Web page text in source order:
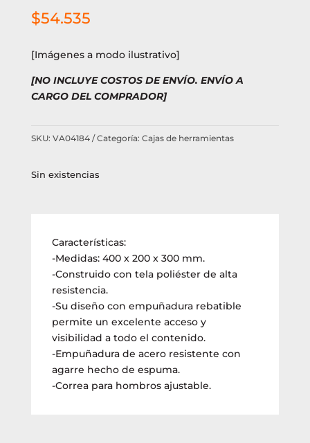
$54.535
[Imágenes a modo ilustrativo]
[NO INCLUYE COSTOS DE ENVÍO. ENVÍO A
CARGO DEL COMPRADOR]
SKU: VA04184 Categoría: Cajas de herramientas
Sin existencias
Características:
-Medidas: 400 x 200 x 300 mm.
-Construido con tela poliéster de alta
resistencia.
-Su diseño con empuñadura rebatible
permite un excelente acceso y
visibilidad a todo el contenido.
-Empuñadura de acero resistente con
agarre hecho de espuma.
-Correa para hombros ajustable.